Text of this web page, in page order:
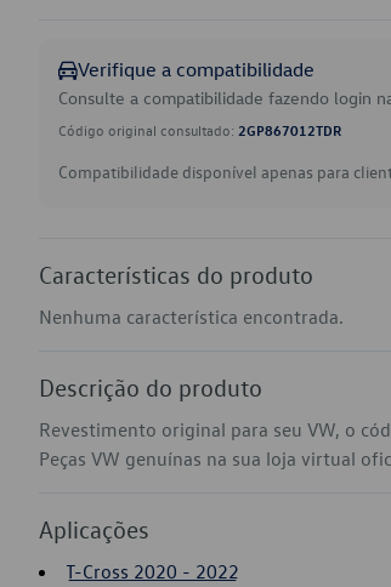
Verifique a compatibilidade
Consulte a compatibilidade fazendo login
Código original consultado: 2GP867012TDR
Compatibilidade disponível apenas para
Características do produto
Nenhuma característica encontrada.
Descrição do produto
Revestimento original para seu VW, o
Peças VW genuínas na sua loja virtual
Aplicações
T-Cross 2020 - 2022